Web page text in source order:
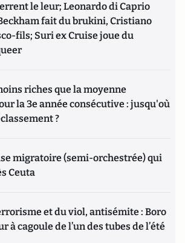
le leur; Leonardo di Caprio
fait du brukini, Cristiano
fils; Suri ex Cruise joue du
riches que la moyenne
la 3e année consécutive : jusqu'où
?
migratoire (semi-orchestrée) qui
Ceuta
et du viol, antisémite : Boro
à cagoule de l’un des tubes de l’été